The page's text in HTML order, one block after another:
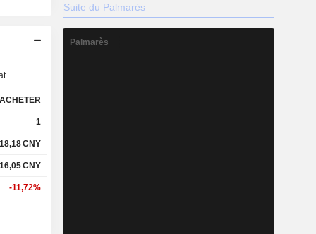
ACHETER
1
18,18CNY
16,05CNY
-11,72%
Suite du Palmarès
Palmarès